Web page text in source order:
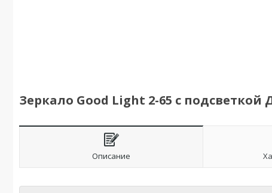
Зеркало Good Light 2-65 с
Описание